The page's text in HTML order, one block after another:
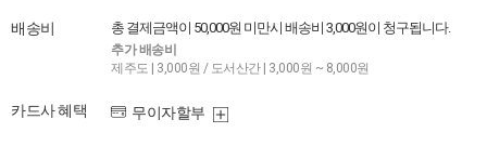
배송비 총 결제금액이 50,000원 미만시 배송비 3,000원이 청구됩니다.
추가 배송비
제주도 | 3,000원 / 도서산간 | 3,000원 ~ 8,000원
카드사 혜택 무이자할부